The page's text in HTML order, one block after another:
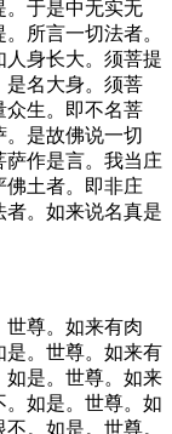
。于是中无实无
所言一切法者。
人身长大。须菩提
是名大身。须菩
众生。即不名菩
。是故佛说一切
作是言。我当庄
佛土者。即非庄
者。如来说名真是
世尊。如来有肉
是。世尊。如来有
如是。世尊。如来
如是。世尊。如
。如是。世尊。